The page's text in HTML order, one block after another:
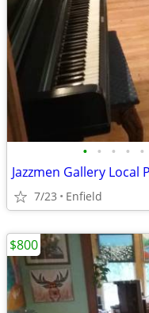
• • • • •
Jazzmen Gallery Local
7/23 Enfield
$800